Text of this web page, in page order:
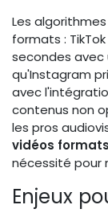
Les
formats :
secondes
qu'Instagram
avec
contenus non
les pros
vidéos
nécessité pour
Enjeux